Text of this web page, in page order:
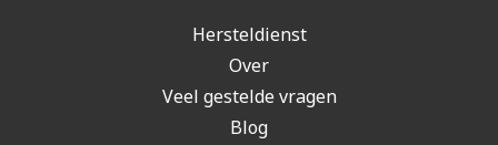
Hersteldienst
Over
Veel gestelde vragen
Blog